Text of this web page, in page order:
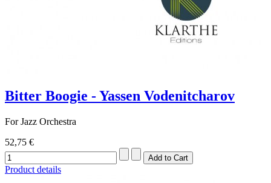
Bitter Boogie - Yassen Vodenitcharov
For Jazz Orchestra
52,75 €
Product details